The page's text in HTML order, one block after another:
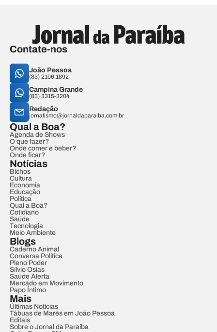
Contate-nos
João Pessoa
(83) 2106.1892
Campina Grande
(83) 3315-3204
Redação
jornalismo@jornaldaparaiba.com.br
Qual a Boa?
Agenda de Shows
O que fazer?
Onde comer e beber?
Onde ficar?
Notícias
Bichos
Cultura
Economia
Educação
Política
Qual a Boa?
Cotidiano
Saúde
Tecnologia
Meio Ambiente
Blogs
Caderno Animal
Conversa Política
Pleno Poder
Sílvio Osias
Saúde Alerta
Mercado em Movimento
Papo Íntimo
Mais
Últimas Notícias
Tábuas de Marés em João Pessoa
Editais
Sobre o Jornal da Paraíba